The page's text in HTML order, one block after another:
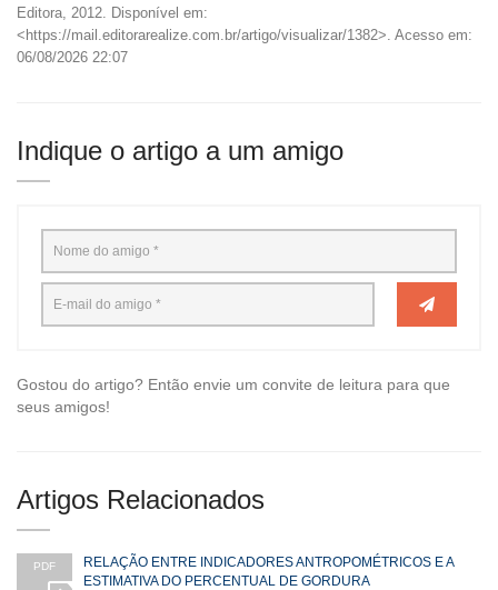
Editora, 2012. Disponível em:
<https://mail.editorarealize.com.br/artigo/visualizar/1382>. Acesso em:
06/08/2026 22:07
Indique o artigo a um amigo
Gostou do artigo? Então envie um convite de leitura para que
seus amigos!
Artigos Relacionados
PDF
RELAÇÃO ENTRE INDICADORES ANTROPOMÉTRICOS E A
ESTIMATIVA DO PERCENTUAL DE GORDURA